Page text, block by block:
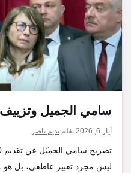
سامي الجميل وتزييف
أيار 6, 2026 بقلم نديم ناصر
ليس مجرد تعبير عاطفي، بل هو